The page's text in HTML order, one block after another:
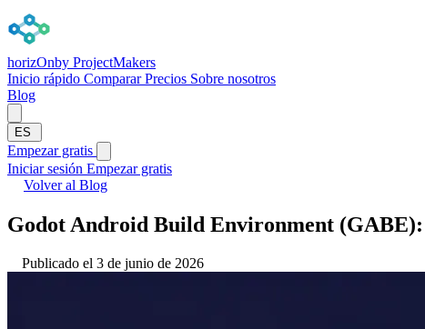
horizOnby ProjectMakers
Inicio rápido CompararPrecios Sobre nosotros
Blog
ES
Empezar gratis
Iniciar sesión Empezar gratis
Volver al Blog
Godot Android Build Environment
Publicado el 3 de junio de 2026